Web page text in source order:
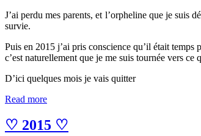
J’ai perdu mes parents, et l’orpheline que je suis
survie.
Puis en 2015 j’ai pris conscience qu’il était
c’est naturellement que je me suis tournée vers ce
D’ici quelques mois je vais quitter
Read more
♡ 2015 ♡